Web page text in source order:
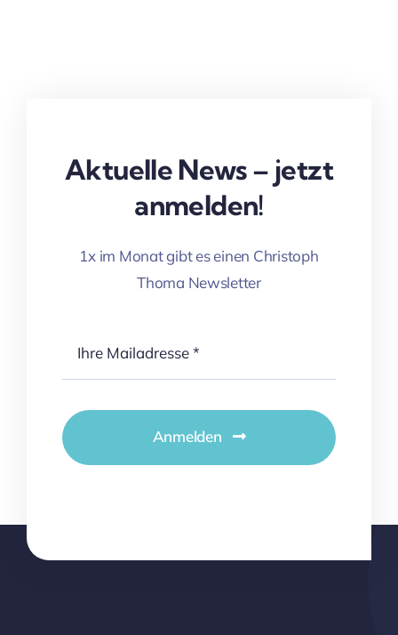
Aktuelle News – jetzt
anmelden!
1x im Monat gibt es einen Christoph
Thoma Newsletter
Anmelden